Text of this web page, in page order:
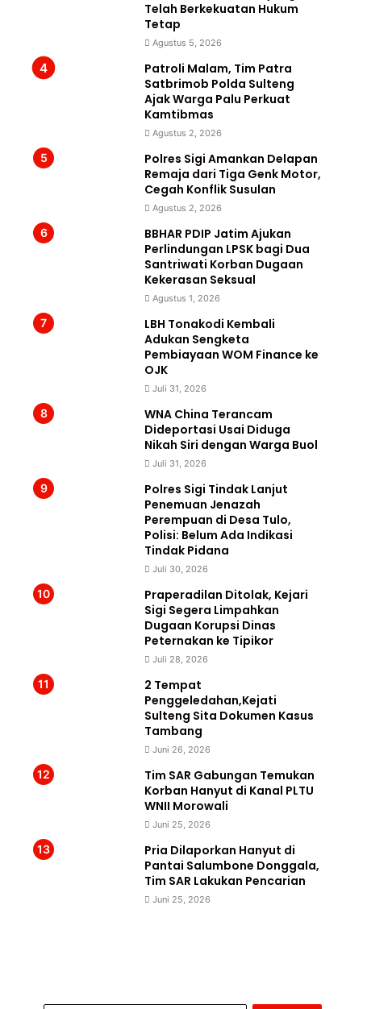
Telah Berkekuatan Hukum
Tetap
Agustus 5, 2026
Patroli Malam, Tim Patra
Satbrimob Polda Sulteng
Ajak Warga Palu Perkuat
Kamtibmas
Agustus 2, 2026
Polres Sigi Amankan Delapan
Remaja dari Tiga Genk Motor,
Cegah Konflik Susulan
Agustus 2, 2026
BBHAR PDIP Jatim Ajukan
Perlindungan LPSK bagi Dua
Santriwati Korban Dugaan
Kekerasan Seksual
Agustus 1, 2026
LBH Tonakodi Kembali
Adukan Sengketa
Pembiayaan WOM Finance ke
OJK
Juli 31, 2026
WNA China Terancam
Dideportasi Usai Diduga
Nikah Siri dengan Warga Buol
Juli 31, 2026
Polres Sigi Tindak Lanjut
Penemuan Jenazah
Perempuan di Desa Tulo,
Polisi: Belum Ada Indikasi
Tindak Pidana
Juli 30, 2026
Praperadilan Ditolak, Kejari
Sigi Segera Limpahkan
Dugaan Korupsi Dinas
Peternakan ke Tipikor
Juli 28, 2026
2 Tempat
Penggeledahan,Kejati
Sulteng Sita Dokumen Kasus
Tambang
Juni 26, 2026
Tim SAR Gabungan Temukan
Korban Hanyut di Kanal PLTU
WNII Morowali
Juni 25, 2026
Pria Dilaporkan Hanyut di
Pantai Salumbone Donggala,
Tim SAR Lakukan Pencarian
Juni 25, 2026